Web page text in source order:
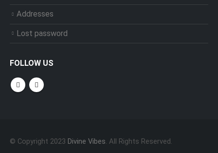
Addresses
Lost password
FOLLOW US
© Copyright 2023 Divine Vibes. All Rights Reserved.